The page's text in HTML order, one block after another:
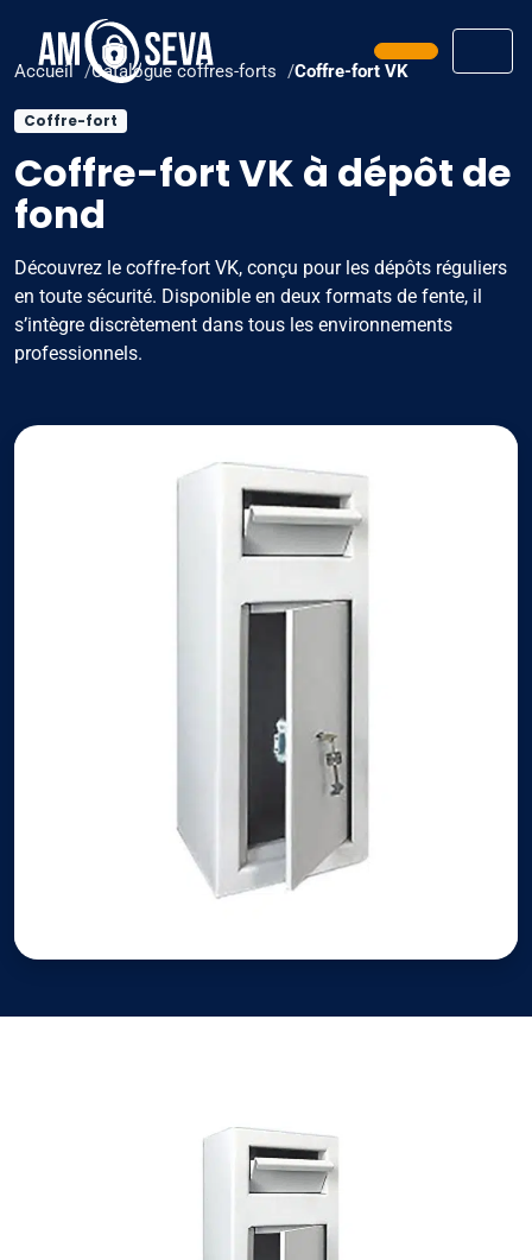
Prendre
Accueil Catalogue coffres-forts Coffre-fort VK
Coffre-fort
Coffre-fort VK à dépôt de
fond
Découvrez le coffre-fort VK, conçu pour les dépôts réguliers
en toute sécurité. Disponible en deux formats de fente, il
s’intègre discrètement dans tous les environnements
professionnels.